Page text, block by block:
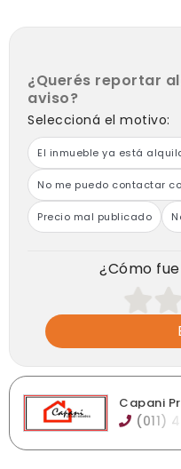
¿Querés reportar
aviso?
Seleccioná el motivo:
El inmueble ya está
No me puedo contactar
Precio mal publicado
¿Cómo
Capani
(011) 42